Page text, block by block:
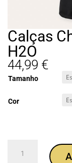
Calças
H2O
44,99 €
Tamanho
Cor